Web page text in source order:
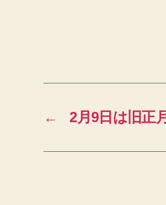
← 2月9日は旧正